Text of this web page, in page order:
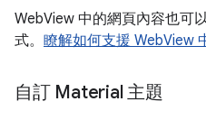
WebView 中的網頁內容也可
式。 瞭解如何支援 WebView
自訂 Material 主題